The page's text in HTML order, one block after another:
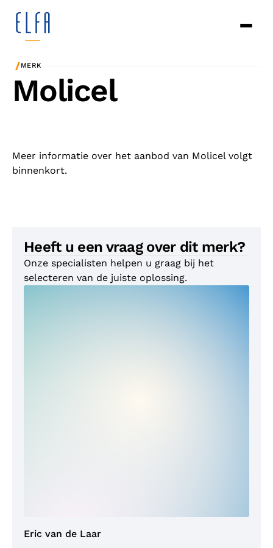
/MERK
Molicel
Heeft u een vraag over dit merk?
Onze specialisten helpen u graag bij het
selecteren van de juiste oplossing.
Eric van de Laar
Meer informatie over het aanbod van Molicel volgt
binnenkort.